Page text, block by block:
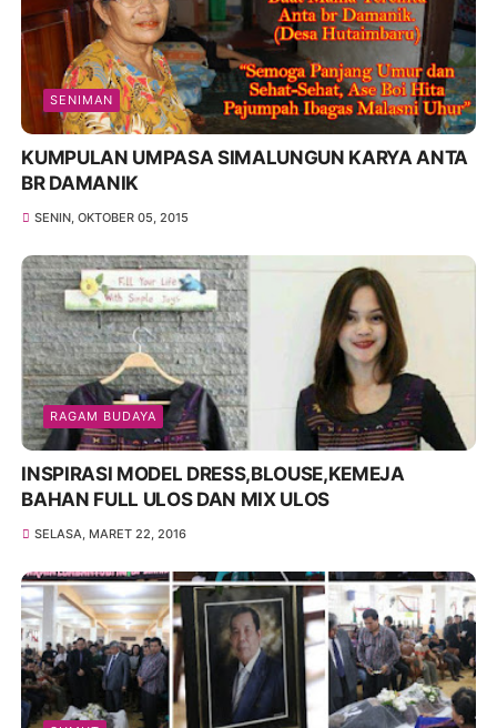
SENIMAN
KUMPULAN UMPASA SIMALUNGUN KARYA ANTA
BR DAMANIK
SENIN, OKTOBER 05, 2015
RAGAM BUDAYA
INSPIRASI MODEL DRESS,BLOUSE,KEMEJA
BAHAN FULL ULOS DAN MIX ULOS
SELASA, MARET 22, 2016